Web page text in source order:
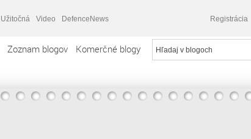
Užitočná Video DefenceNews Registrácia
Zoznam blogov Komerčné blogy